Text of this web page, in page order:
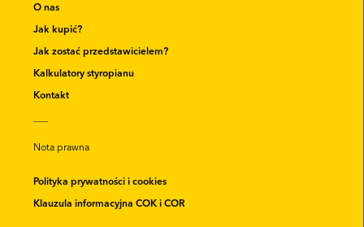
O nas
Jak kupić?
Jak zostać przedstawicielem?
Kalkulatory styropianu
Kontakt
Nota prawna
Polityka prywatności i cookies
Klauzula informacyjna COK i COR